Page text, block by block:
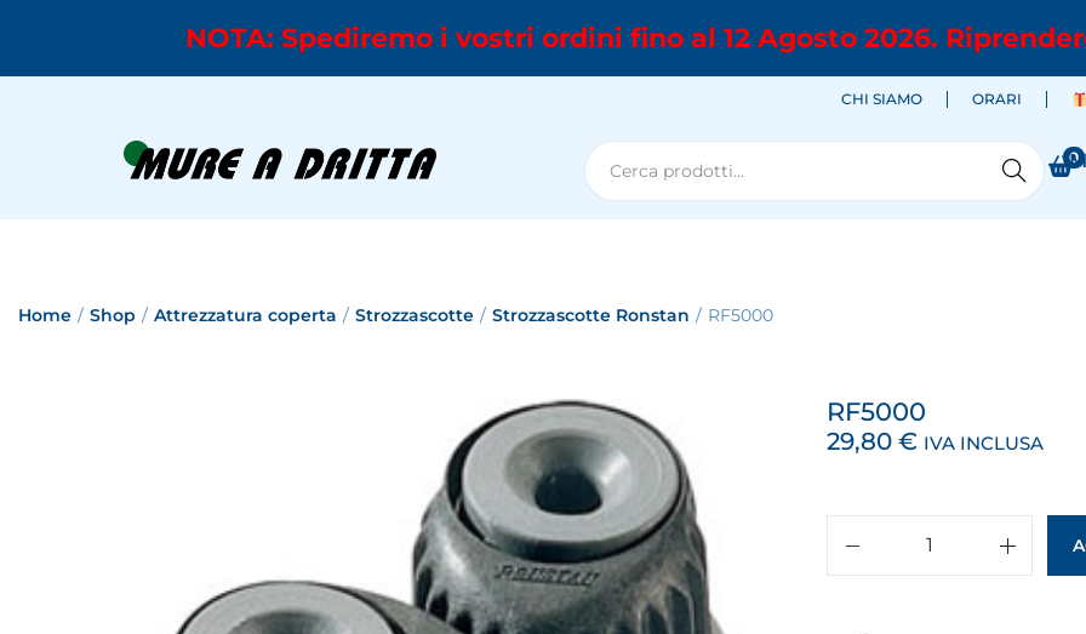
NOTA: Spediremo i vostri ordini fino al 12 Agosto 2026.
CHI SIAMO ORARI
Cerca
0
Home / Shop / Attrezzatura coperta / Strozzascotte / Strozzascotte Ronstan / RF5000
RF5000
29,80 € IVA INCLUSA